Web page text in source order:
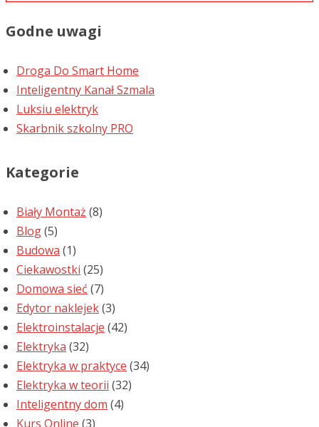
Godne uwagi
Droga Do Smart Home
Inteligentny Kanał Szmala
Luksiu elektryk
Skarbnik szkolny PRO
Kategorie
Biały Montaż (8)
Blog(5)
Budowa (1)
Ciekawostki (25)
Domowa sieć (7)
Edytor naklejek(3)
Elektroinstalacje (42)
Elektryka (32)
Elektryka w praktyce (34)
Elektryka w teorii (32)
Inteligentny dom (4)
Kurs Online (3)